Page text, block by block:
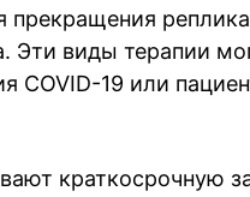
Эти виды терапии
COVID-19 или
краткосрочную